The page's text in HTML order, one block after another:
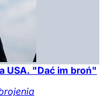
USA. "Dać im broń"